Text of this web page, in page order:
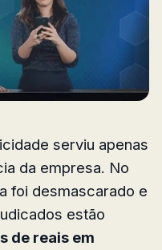
serviu apenas
da empresa. No
foi desmascarado e
estão
de reais em